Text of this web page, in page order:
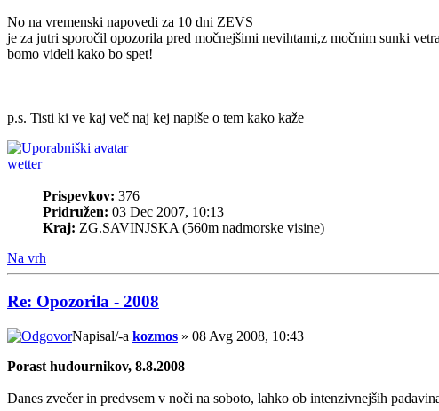
No na vremenski napovedi za 10 dni ZEVS
je za jutri sporočil opozorila pred močnejšimi nevihtami,z močnim sunki
bomo videli kako bo spet!
p.s. Tisti ki ve kaj več naj kej napiše o tem kako kaže
wetter
Prispevkov: 376
Pridružen: 03 Dec 2007, 10:13
Kraj: ZG.SAVINJSKA (560m nadmorske visine)
Na vrh
Re: Opozorila - 2008
Napisal/-a kozmos » 08 Avg 2008, 10:43
Porast hudournikov, 8.8.2008
Danes zvečer in predvsem v noči na soboto, lahko ob intenzivnejših